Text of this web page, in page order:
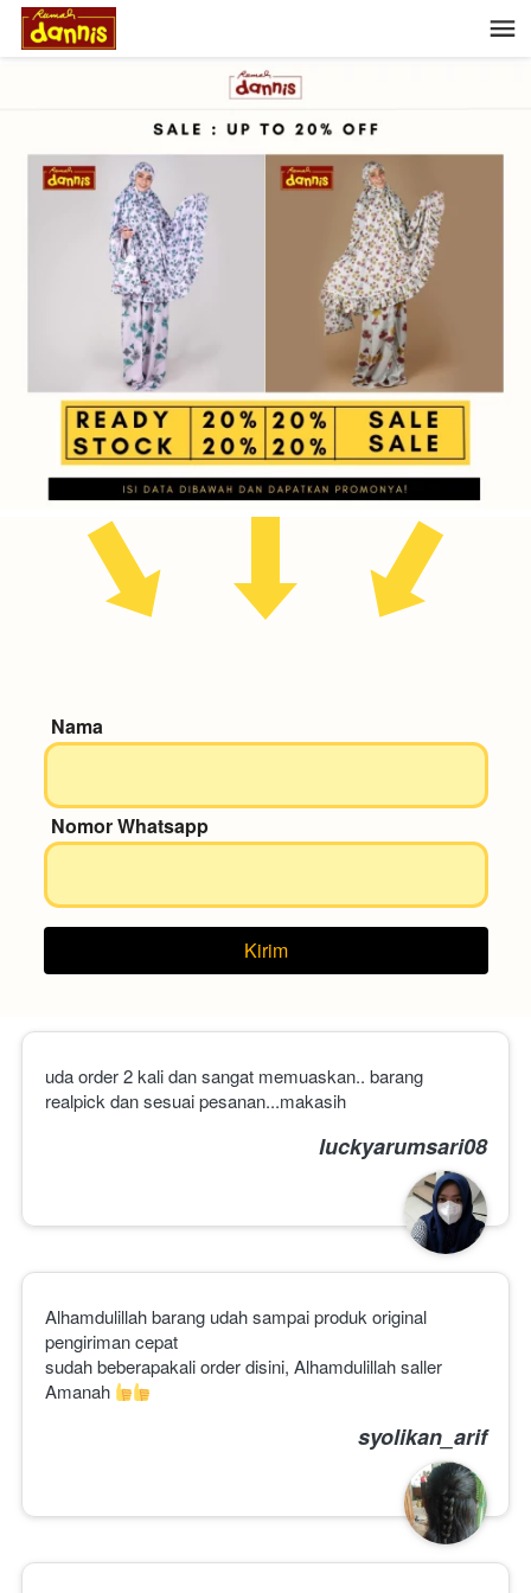
Nama
Nomor Whatsapp
`Kirim
uda order 2 kali dan sangat memuaskan.. barang
realpick dan sesuai pesanan...makasih
luckyarumsari08
Alhamdulillah barang udah sampai produk original
pengiriman cepat
sudah beberapakali order disini, Alhamdulillah saller
Amanah
syolikan_arif